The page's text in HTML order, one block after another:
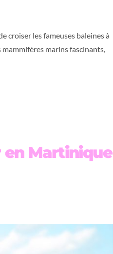
croiser les fameuses baleines à
marins fascinants,
en Martinique